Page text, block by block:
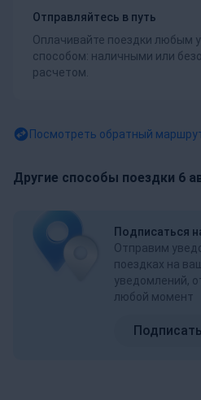
Отправляйтесь в путь
Оплачивайте поездки любым
способом: наличными или
расчетом.
Посмотреть обратный
Другие способы поездки 6
Подписаться
Отправим
поездках на
уведомлений,
любой момент